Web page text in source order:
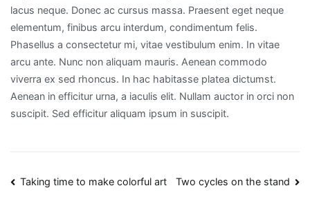
lacus neque. Donec ac cursus massa. Praesent eget neque
elementum, finibus arcu interdum, condimentum felis.
Phasellus a consectetur mi, vitae vestibulum enim. In vitae
arcu ante. Nunc non aliquam mauris. Aenean commodo
viverra ex sed rhoncus. In hac habitasse platea dictumst.
Aenean in efficitur urna, a iaculis elit. Nullam auctor in orci non
suscipit. Sed efficitur aliquam ipsum in suscipit.
Post
Taking time to make colorful art Two cycles on the stand